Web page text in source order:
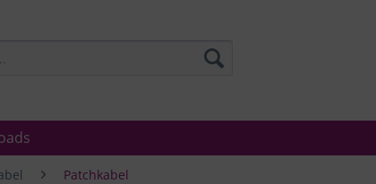
Patchkabel